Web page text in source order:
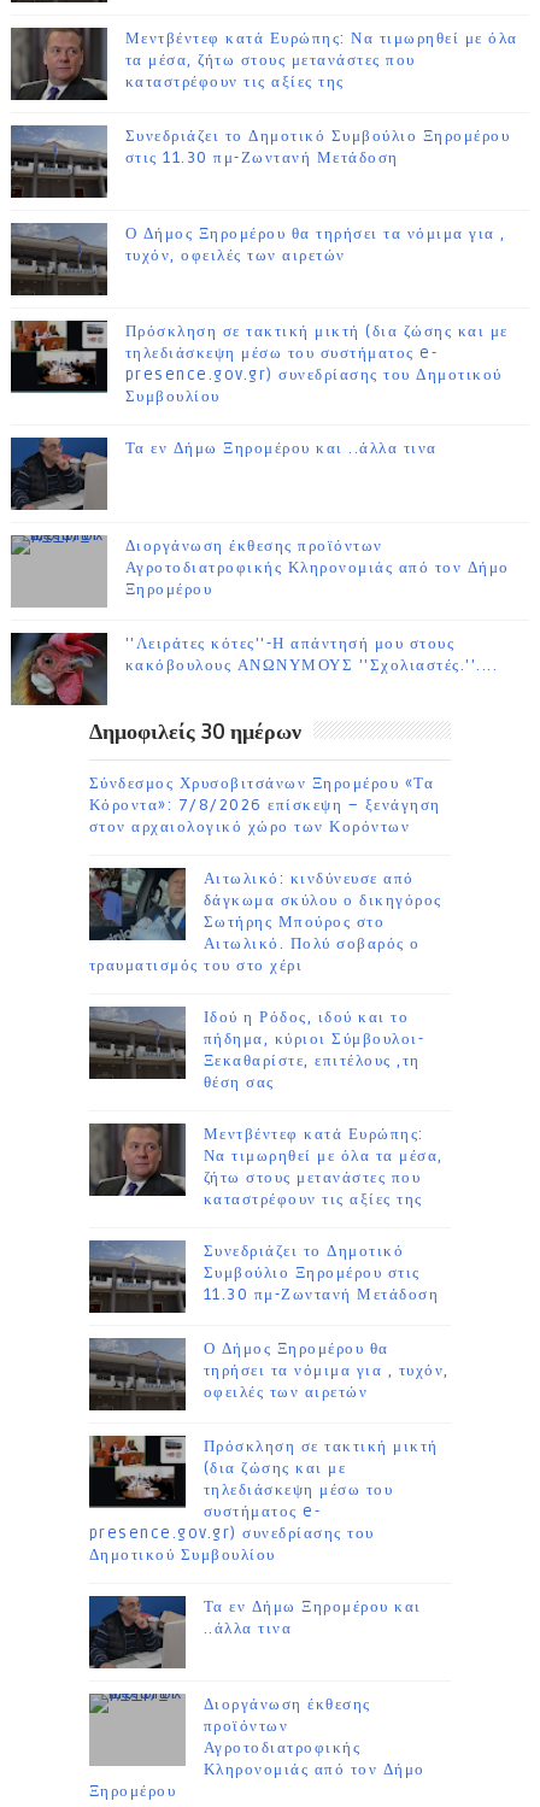
Μεντβέντεφ κατά Ευρώπης: Να τιμωρηθεί με όλα
τα μέσα, ζήτω στους μετανάστες που
καταστρέφουν τις αξίες της
Συνεδριάζει το Δημοτικό Συμβούλιο Ξηρομέρου
στις 11.30 πμ-Ζωντανή Μετάδοση
Ο Δήμος Ξηρομέρου θα τηρήσει τα νόμιμα για ,
τυχόν, οφειλές των αιρετών
Πρόσκληση σε τακτική μικτή (δια ζώσης και με
τηλεδιάσκεψη μέσω του συστήματος e-
presence.gov.gr) συνεδρίασης του Δημοτικού
Συμβουλίου
Τα εν Δήμω Ξηρομέρου και ..άλλα τινα
Διοργάνωση έκθεσης προϊόντων
Αγροτοδιατροφικής Κληρονομιάς από τον Δήμο
Ξηρομέρου
''Λειράτες κότες''-Η απάντησή μου στους
κακόβουλους ΑΝΩΝΥΜΟΥΣ ''Σχολιαστές.''....
Δημοφιλείς 30 ημέρων
Σύνδεσμος Χρυσοβιτσάνων Ξηρομέρου «Τα
Κόροντα»: 7/8/2026 επίσκεψη – ξενάγηση
στον αρχαιολογικό χώρο των Κορόντων
Αιτωλικό: κινδύνευσε από
δάγκωμα σκύλου ο δικηγόρος
Σωτήρης Μπούρος στο
Αιτωλικό. Πολύ σοβαρός ο
τραυματισμός του στο χέρι
Ιδού η Ρόδος, ιδού και το
πήδημα, κύριοι Σύμβουλοι-
Ξεκαθαρίστε, επιτέλους ,τη
θέση σας
Μεντβέντεφ κατά Ευρώπης:
Να τιμωρηθεί με όλα τα μέσα,
ζήτω στους μετανάστες που
καταστρέφουν τις αξίες της
Συνεδριάζει το Δημοτικό
Συμβούλιο Ξηρομέρου στις
11.30 πμ-Ζωντανή Μετάδοση
Ο Δήμος Ξηρομέρου θα
τηρήσει τα νόμιμα για , τυχόν,
οφειλές των αιρετών
Πρόσκληση σε τακτική μικτή
(δια ζώσης και με
τηλεδιάσκεψη μέσω του
συστήματος e-
presence.gov.gr) συνεδρίασης του
Δημοτικού Συμβουλίου
Τα εν Δήμω Ξηρομέρου και
..άλλα τινα
Διοργάνωση έκθεσης
προϊόντων
Αγροτοδιατροφικής
Κληρονομιάς από τον Δήμο
Ξηρομέρου